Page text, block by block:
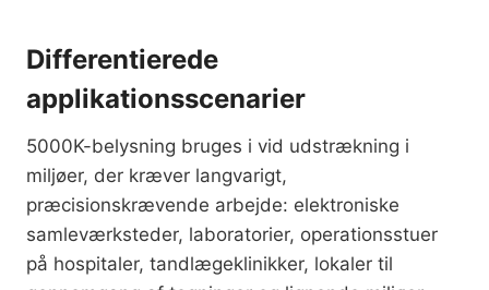
Differentierede
applikationsscenarier
5000K-belysning bruges i vid udstrækning i
miljøer, der kræver langvarigt,
præcisionskrævende arbejde: elektroniske
samleværksteder, laboratorier, operationsstuer
på hospitaler, tandlægeklinikker, lokaler til